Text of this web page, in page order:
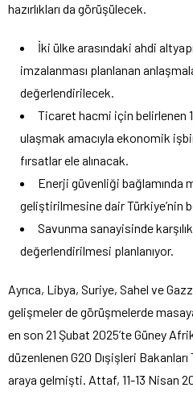
hazırlıkları da görüşülecek.
İki ülke arasındaki ahdi
imzalanması planlanan
değerlendirilecek.
Ticaret hacmi için belirlenen
ulaşmak amacıyla ekonomik
fırsatlar ele alınacak.
Enerji güvenliği bağlamında
geliştirilmesine dair Türkiye’nin
Savunma sanayisinde
değerlendirilmesi planlanıyor.
Ayrıca, Libya, Suriye, Sahel ve
gelişmeler de görüşmelerde
en son 21 Şubat 2025’te Güney
düzenlenen G20 Dışişleri
araya gelmişti. Attaf, 11-13 Nisan